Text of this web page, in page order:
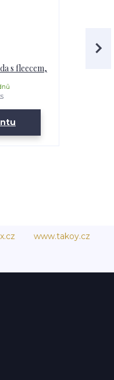
s fleecem,
www.takoy.cz